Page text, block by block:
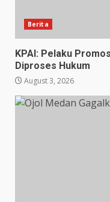
Berita
KPAI: Pelaku
Diproses Hukum
August 3, 2026